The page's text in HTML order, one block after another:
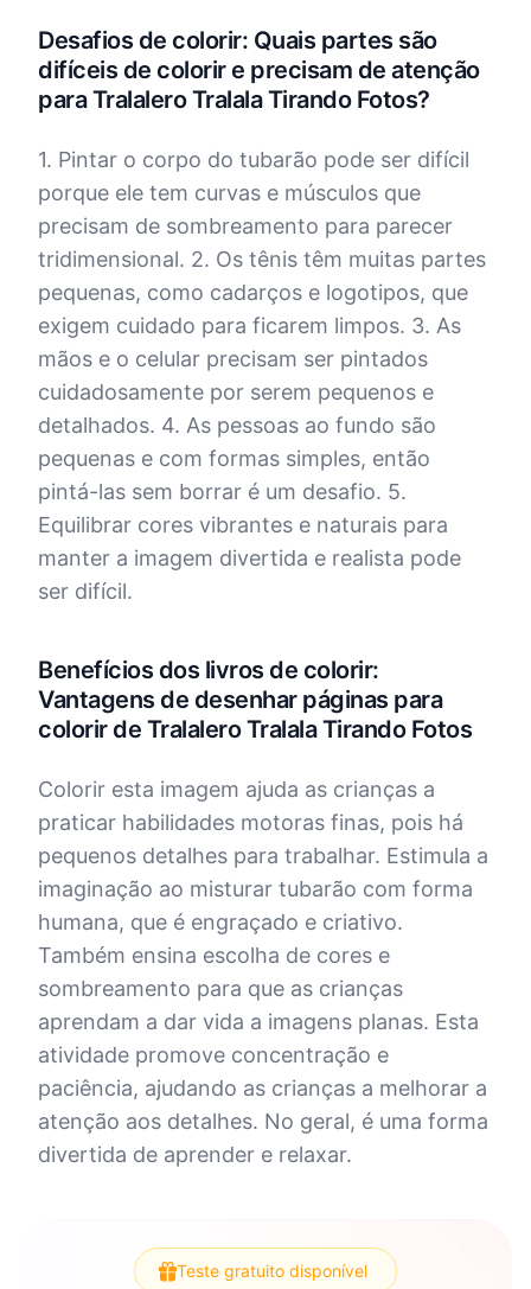
Desafios de colorir: Quais partes são
difíceis de colorir e precisam de atenção
para Tralalero Tralala Tirando Fotos?
1. Pintar o corpo do tubarão pode ser difícil
porque ele tem curvas e músculos que
precisam de sombreamento para parecer
tridimensional. 2. Os tênis têm muitas partes
pequenas, como cadarços e logotipos, que
exigem cuidado para ficarem limpos. 3. As
mãos e o celular precisam ser pintados
cuidadosamente por serem pequenos e
detalhados. 4. As pessoas ao fundo são
pequenas e com formas simples, então
pintá-las sem borrar é um desafio. 5.
Equilibrar cores vibrantes e naturais para
manter a imagem divertida e realista pode
ser difícil.
Benefícios dos livros de colorir:
Vantagens de desenhar páginas para
colorir de Tralalero Tralala Tirando Fotos
Colorir esta imagem ajuda as crianças a
praticar habilidades motoras finas, pois há
pequenos detalhes para trabalhar. Estimula a
imaginação ao misturar tubarão com forma
humana, que é engraçado e criativo.
Também ensina escolha de cores e
sombreamento para que as crianças
aprendam a dar vida a imagens planas. Esta
atividade promove concentração e
paciência, ajudando as crianças a melhorar a
atenção aos detalhes. No geral, é uma forma
divertida de aprender e relaxar.
Teste gratuito disponível